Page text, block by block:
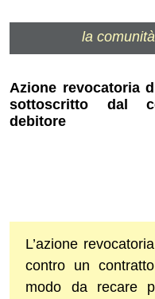
la
Azione revocatoria
sottoscritto dal
debitore
L’azione
contro un
modo da recare